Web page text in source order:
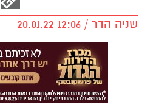
שניה הדר / 12:06 20.01.22